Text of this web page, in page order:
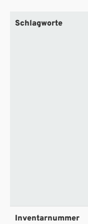
Schlagworte
Inventarnummer